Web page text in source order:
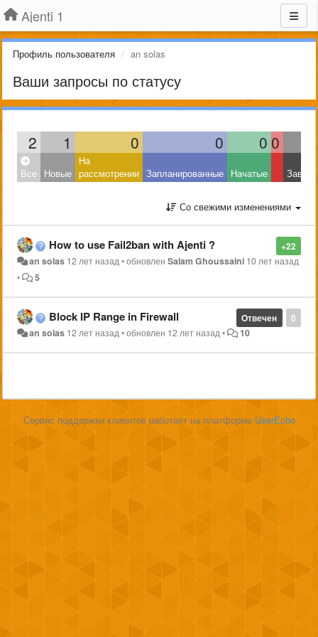
Ajenti 1
Профиль пользователя an solas
Ваши запросы по статусу
2 1 0 0 0 0
Все Новые
На
рассмотрении Запланированные Начатые
Со свежими изменениями
+22
How to use Fail2ban with Ajenti ?
an solas 12 лет назад•обновленSalam Ghoussaini 10 лет назад
•
5
0
Отвечен
Block IP Range in Firewall
an solas 12 лет назад•обновлен 12 лет назад• 10
Сервис поддержки клиентов работает на платформе UserEcho